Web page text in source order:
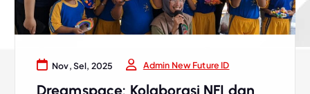
Nov, Sel, 2025 Admin New Future ID
Dreamspace: Kolaborasi NFI dan